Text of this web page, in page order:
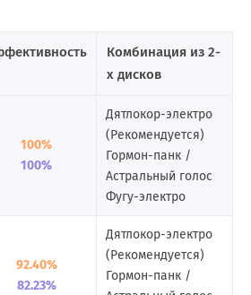
Комбинация из 2-
х дисков
100%
100%
Дятлокор-электро
(Рекомендуется)
Гормон-панк /
Астральный голос
Фугу-электро
92.40%
82.23%
Дятлокор-электро
(Рекомендуется)
Гормон-панк /